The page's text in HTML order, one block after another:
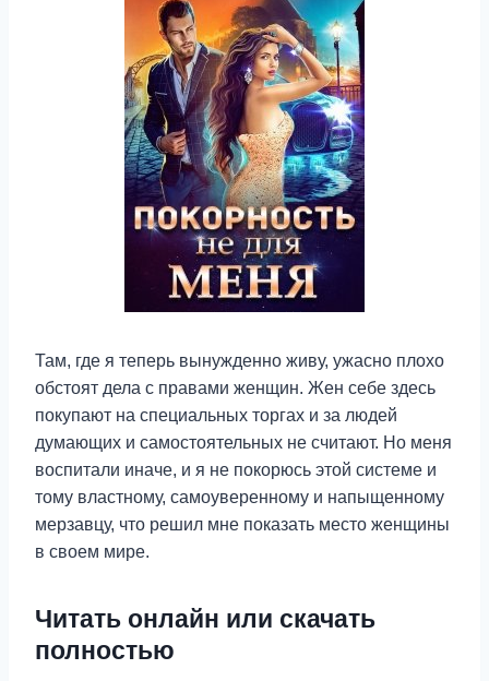
Там, где я теперь вынужденно живу, ужасно плохо
обстоят дела с правами женщин. Жен себе здесь
покупают на специальных торгах и за людей
думающих и самостоятельных не считают. Но меня
воспитали иначе, и я не покорюсь этой системе и
тому властному, самоуверенному и напыщенному
мерзавцу, что решил мне показать место женщины
в своем мире.
Читать онлайн или скачать
полностью